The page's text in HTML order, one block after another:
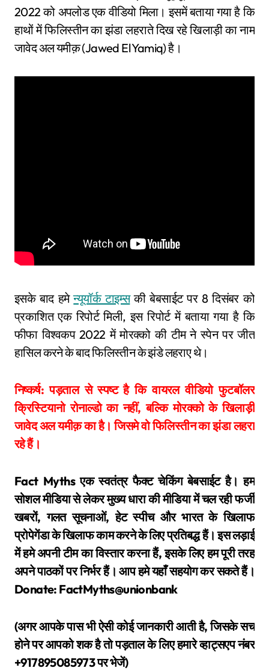
2022 को अपलोड एक वीडियो मिला। इसमें बताया गया है कि
हाथों में फिलिस्तीन का झंडा लहराते दिख रहे खिलाड़ी का नाम
जावेद अल यमीक़ (Jawed El Yamiq) है।
इसके बाद हमेन्यूयॉर्क टाइम्सकी बेबसाईट पर 8 दिसंबर को
प्रकाशित एक रिपोर्ट मिली, इस रिपोर्ट में बताया गया है कि
फीफा विश्वकप 2022 में मोरक्को की टीम ने स्पेन पर जीत
हासिल करने के बाद फिलिस्तीन के झंडे लहराए थे।
निष्कर्ष: पड़ताल से स्पष्ट है कि वायरल वीडियो फुटबॉलर
क्रिस्टियानो रोनाल्डो का नहीं, बल्कि मोरक्को के खिलाड़ी
जावेद अल यमीक़ का है। जिसमे वो फिलिस्तीन का झंडा लहरा
रहे हैं।
Fact Myths एक स्वतंत्र फैक्ट चेकिंग बेबसाईट है। हम
सोशल मीडिया से लेकर मुख्य धारा की मीडिया में चल रही फर्जी
खबरों, गलत सूचनाओं, हेट स्पीच और भारत के खिलाफ
प्रोपेगेंडा के खिलाफ काम करने के लिए प्रतिबद्ध हैं। इस लड़ाई
में हमे अपनी टीम का विस्तार करना हैं, इसके लिए हम पूरी तरह
अपने पाठकों पर निर्भर हैं। आप हमे यहाँ सहयोग कर सकते हैं।
Donate: FactMyths@unionbank
(अगर आपके पास भी ऐसी कोई जानकारी आती है, जिसके सच
होने पर आपको शक है तो पड़ताल के लिए हमारे व्हाट्सएप नंबर
+917895085973 पर भेजें)